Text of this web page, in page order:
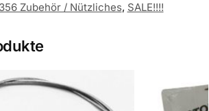
356 Zubehör / Nützliches, SALE!!!!